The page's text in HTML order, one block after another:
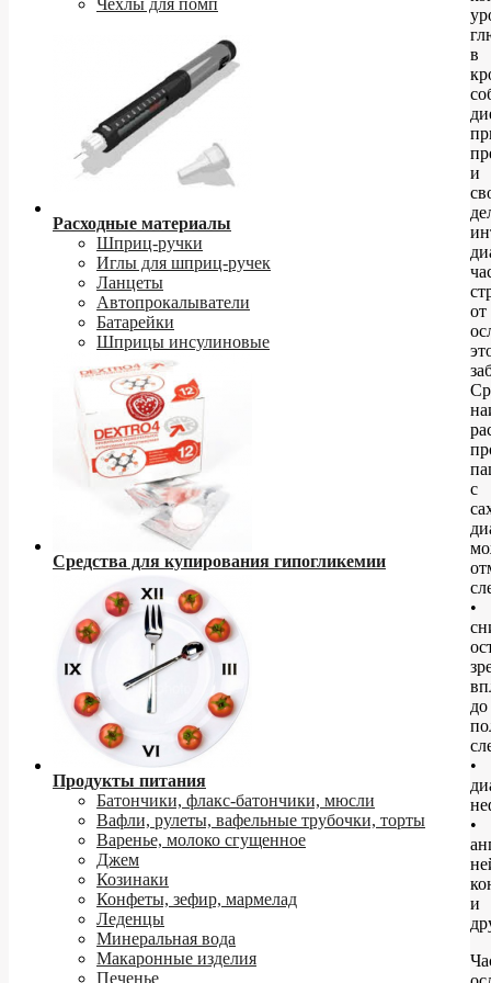
Расходные материалы
Шприц-ручки
Иглы для шприц-ручек
Ланцеты
Автопрокалыватели
Батарейки
Шприцы инсулиновые
Средства для купирования гипогликемии
Продукты питания
Батончики, флакс-батончики, мюсли
Вафли, рулеты, вафельные трубочки, торты
Варенье, молоко сгущенное
Джем
Козинаки
Конфеты, зефир, мармелад
Леденцы
Минеральная вода
Макаронные изделия
Печенье
в
и
от
с
•
до
•
•
и